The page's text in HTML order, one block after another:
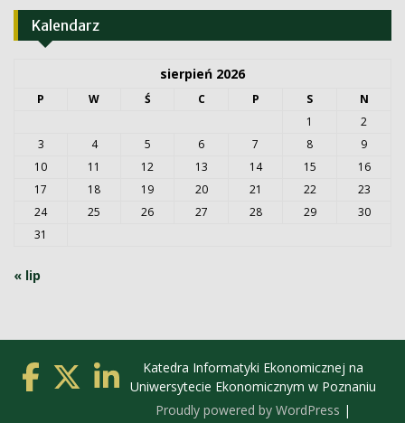
Kalendarz
sierpień 2026
P W Ś C P S
N
1
2
3
4 5 6 7 8
9
10
11 12 13 14 15
16
17
18 19 20 21 22
23
24
25 26 27 28 29
30
31
« lip
Katedra Informatyki Ekonomicznej na
Uniwersytecie Ekonomicznym w Poznaniu
Proudly powered by WordPress |